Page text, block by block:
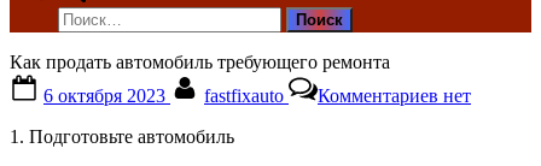
search
form
Найти:
Как продать автомобиль требующего ремонта
on
6 октября 2023 fastfixauto Комментариевзаписи
нет
1. Подготовьте автомобиль